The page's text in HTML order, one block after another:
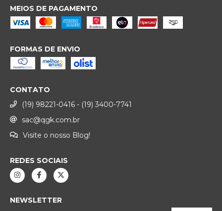
MEIOS DE PAGAMENTO
FORMAS DE ENVIO
CONTATO
(19) 98221-0416 - (19) 3400-7741
sac@qgk.com.br
Visite o nosso Blog!
REDES SOCIAIS
NEWSLETTER